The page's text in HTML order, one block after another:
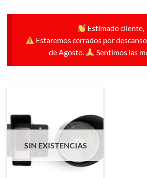
Estimado cliente,
Estaremos cerrados por
de Agosto.
Sentimos las
SIN EXISTENCIAS